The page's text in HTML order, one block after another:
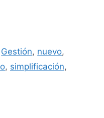
Gestión, nuevo,
, simplificación,